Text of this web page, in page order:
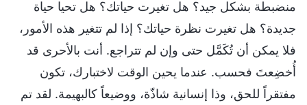
منضبطة بشكل جيد؟ هل تغيرت حياتك؟ هل تحيا حياة
جديدة؟ هل تغيرت نظرة حياتك؟ إذا لم تتغير هذه الأمور،
فلا يمكن أن تُكَمَّل حتى وإن لم تتراجع. أنت بالأحرى قد
أُخضِعتَ فحسب. عندما يحين الوقت لاختبارك، تكون
مفتقراً للحق، وذا إنسانية شاذّة، ووضيعاً كالبهيمة. لقد تم